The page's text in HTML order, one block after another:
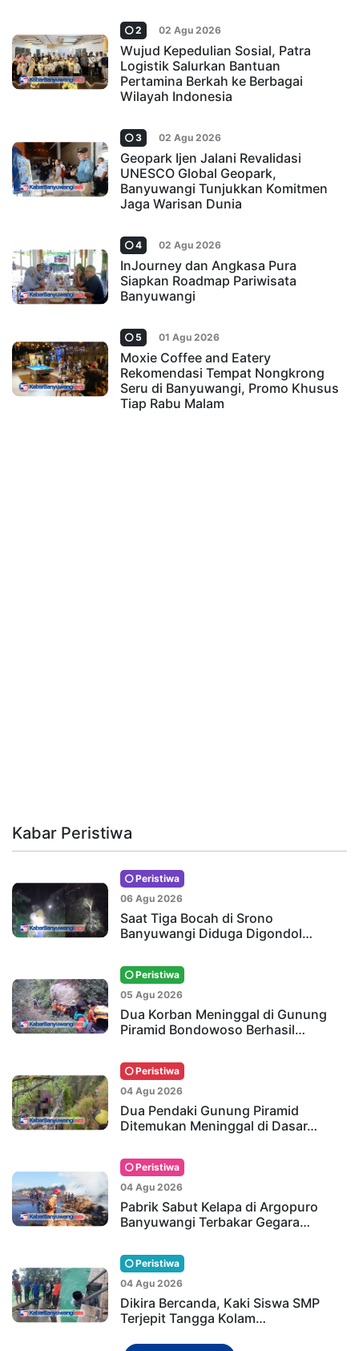
2 02 Agu 2026
Wujud Kepedulian Sosial, Patra
Logistik Salurkan Bantuan
Pertamina Berkah ke Berbagai
Wilayah Indonesia
3 02 Agu 2026
Geopark Ijen Jalani Revalidasi
UNESCO Global Geopark,
Banyuwangi Tunjukkan Komitmen
Jaga Warisan Dunia
4 02 Agu 2026
InJourney dan Angkasa Pura
Siapkan Roadmap Pariwisata
Banyuwangi
5 01 Agu 2026
Moxie Coffee and Eatery
Rekomendasi Tempat Nongkrong
Seru di Banyuwangi, Promo Khusus
Tiap Rabu Malam
Kabar Peristiwa
Peristiwa
06 Agu 2026
Saat Tiga Bocah di Srono
Banyuwangi Diduga Digondol…
Peristiwa
05 Agu 2026
Dua Korban Meninggal di Gunung
Piramid Bondowoso Berhasil…
Peristiwa
04 Agu 2026
Dua Pendaki Gunung Piramid
Ditemukan Meninggal di Dasar…
Peristiwa
04 Agu 2026
Pabrik Sabut Kelapa di Argopuro
Banyuwangi Terbakar Gegara…
Peristiwa
04 Agu 2026
Dikira Bercanda, Kaki Siswa SMP
Terjepit Tangga Kolam…